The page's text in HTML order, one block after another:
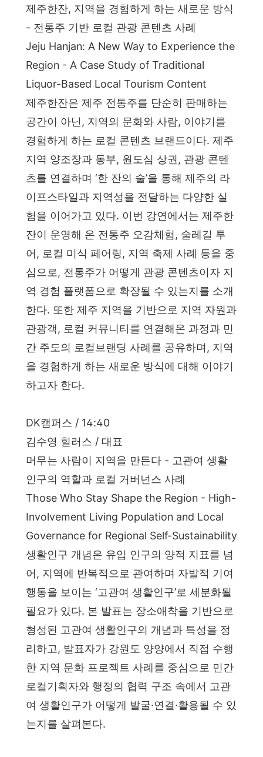
제주한잔, 지역을 경험하게 하는 새로운 방식
- 전통주 기반 로컬 관광 콘텐츠 사례
Jeju Hanjan: A New Way to Experience the
Region - A Case Study of Traditional
Liquor-Based Local Tourism Content
제주한잔은 제주 전통주를 단순히 판매하는
공간이 아닌, 지역의 문화와 사람, 이야기를
경험하게 하는 로컬 콘텐츠 브랜드이다. 제주
지역 양조장과 동부, 원도심 상권, 관광 콘텐
츠를 연결하며 ‘한 잔의 술’을 통해 제주의 라
이프스타일과 지역성을 전달하는 다양한 실
험을 이어가고 있다. 이번 강연에서는 제주한
잔이 운영해 온 전통주 오감체험, 술레길 투
어, 로컬 미식 페어링, 지역 축제 사례 등을 중
심으로, 전통주가 어떻게 관광 콘텐츠이자 지
역 경험 플랫폼으로 확장될 수 있는지를 소개
한다. 또한 제주 지역을 기반으로 지역 자원과
관광객, 로컬 커뮤니티를 연결해온 과정과 민
간 주도의 로컬브랜딩 사례를 공유하며, 지역
을 경험하게 하는 새로운 방식에 대해 이야기
하고자 한다.
DK캠퍼스 / 14:40
김수영 힐러스 / 대표
머무는 사람이 지역을 만든다 - 고관여 생활
인구의 역할과 로컬 거버넌스 사례
Those Who Stay Shape the Region - High-
Involvement Living Population and Local
Governance for Regional Self-Sustainability
생활인구 개념은 유입 인구의 양적 지표를 넘
어, 지역에 반복적으로 관여하며 자발적 기여
행동을 보이는 ‘고관여 생활인구’로 세분화될
필요가 있다. 본 발표는 장소애착을 기반으로
형성된 고관여 생활인구의 개념과 특성을 정
리하고, 발표자가 강원도 양양에서 직접 수행
한 지역 문화 프로젝트 사례를 중심으로 민간
로컬기획자와 행정의 협력 구조 속에서 고관
여 생활인구가 어떻게 발굴·연결·활용될 수 있
는지를 살펴본다.